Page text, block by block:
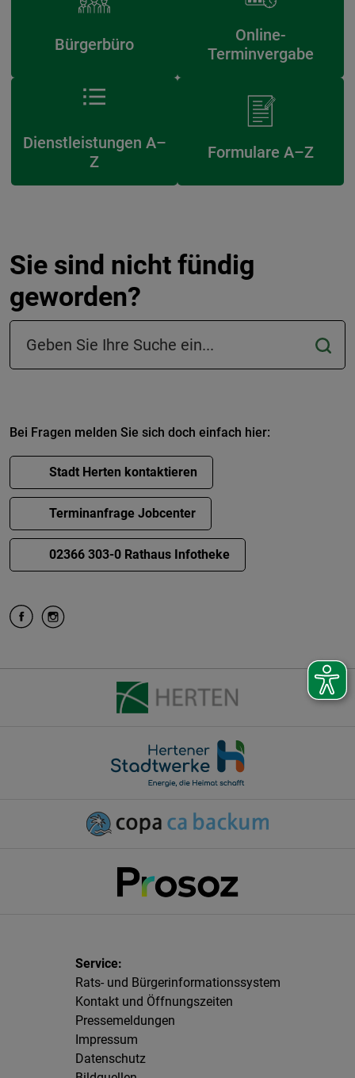
Bürgerbüro
Online-
Terminvergabe
Dienstleistungen A–
Z
Formulare A–Z
Sie sind nicht fündig
geworden?
Suchfeld in der Fußzeile
Bei Fragen melden Sie sich doch einfach hier:
Stadt Herten kontaktieren
Terminanfrage Jobcenter
02366 303-0 Rathaus Infotheke
Rats- und Bürgerinformationssystem
Kontakt und Öffnungszeiten
Pressemeldungen
Impressum
Datenschutz